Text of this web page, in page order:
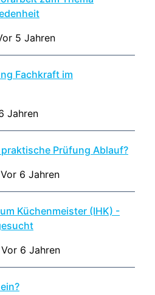
5 Jahren
Fachkraft im
Jahren
Prüfung Ablauf?
Vor 6 Jahren
Küchenmeister (IHK) -
Vor 6 Jahren